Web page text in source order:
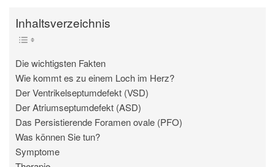
Inhaltsverzeichnis
Die wichtigsten Fakten
Wie kommt es zu einem Loch im Herz?
Der Ventrikelseptumdefekt (VSD)
Der Atriumseptumdefekt (ASD)
Das Persistierende Foramen ovale (PFO)
Was können Sie tun?
Symptome